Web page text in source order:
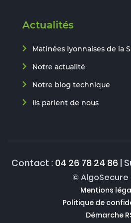
Actualités
Matinées lyonnaises de la
Notre actualité
Notre blog technique
Ils parlent de nous
Contact : 04 26 78 24 86 |
© AlgoSecure
Mentions
Politique de
Démarche